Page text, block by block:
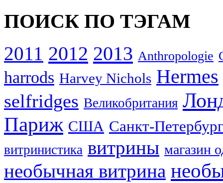
ПОИСК ПО ТЭГАМ
2011 2012 2013 Anthropologie
harrods Harvey Nichols Hermes
selfridges Великобритания
Париж США Санкт-
витринистика витрины магазин
необычная витрина